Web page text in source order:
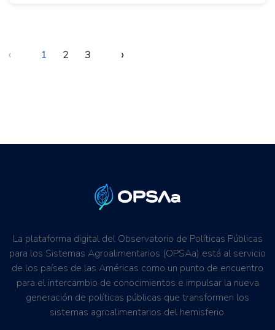
‹ 1 2 3 ›
La plataforma digital del Observatorio de Políticas Públicas
para los Sistemas Agroalimentarios (OPSAa) está al servicio
de los países de las Américas como un punto de encuentro
para el intercambio de conocimientos e impulsar la nueva
generación de políticas públicas que transformen los
sistemas agroalimentarios del hemisferio.